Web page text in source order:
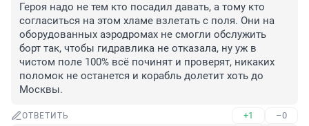
Героя надо не тем кто посадил давать, а тому кто
согласиться на этом хламе взлетать с поля. Они на
оборудованных аэродромах не смогли обслужить
борт так, чтобы гидравлика не отказала, ну уж в
чистом поле 100% всё починят и проверят, никаких
поломок не останется и корабль долетит хоть до
Москвы.
ОТВЕТИТЬ +1 –0